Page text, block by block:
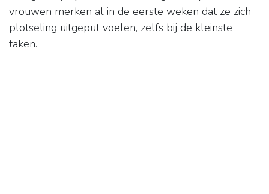
vrouwen merken al in de eerste weken dat ze zich
plotseling uitgeput voelen, zelfs bij de kleinste
taken.